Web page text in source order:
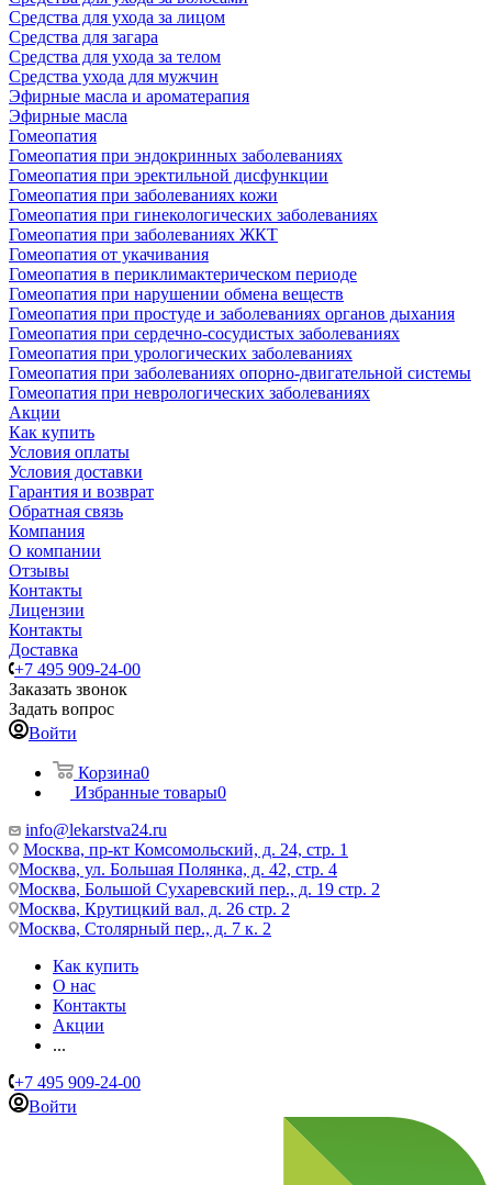
Средства для ухода за лицом
Средства для загара
Средства для ухода за телом
Средства ухода для мужчин
Эфирные масла и ароматерапия
Эфирные масла
Гомеопатия
Гомеопатия при эндокринных заболеваниях
Гомеопатия при эректильной дисфункции
Гомеопатия при заболеваниях кожи
Гомеопатия при гинекологических заболеваниях
Гомеопатия при заболеваниях ЖКТ
Гомеопатия от укачивания
Гомеопатия в периклимактерическом периоде
Гомеопатия при нарушении обмена веществ
Гомеопатия при простуде и заболеваниях органов дыхания
Гомеопатия при сердечно-сосудистых заболеваниях
Гомеопатия при урологических заболеваниях
Гомеопатия при заболеваниях опорно-двигательной системы
Гомеопатия при неврологических заболеваниях
Акции
Как купить
Условия оплаты
Условия доставки
Гарантия и возврат
Обратная связь
Компания
О компании
Отзывы
Контакты
Лицензии
Контакты
Доставка
+7 495 909-24-00
Заказать звонок
Задать вопрос
Войти
Корзина0
Избранные товары0
info@lekarstva24.ru
Москва, пр-кт Комсомольский, д. 24, стр. 1
Москва, ул. Большая Полянка, д. 42, стр. 4
Москва, Большой Сухаревский пер., д. 19 стр. 2
Москва, Крутицкий вал, д. 26 стр. 2
Москва, Столярный пер., д. 7 к. 2
Как купить
О нас
Контакты
Акции
...
+7 495 909-24-00
Войти